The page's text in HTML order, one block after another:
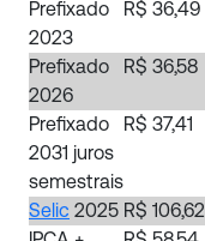
Prefixado
2023
R$ 36,49
Prefixado
2026
R$ 36,58
Prefixado
2031 juros
semestrais
R$ 37,41
Selic 2025 R$ 106,62